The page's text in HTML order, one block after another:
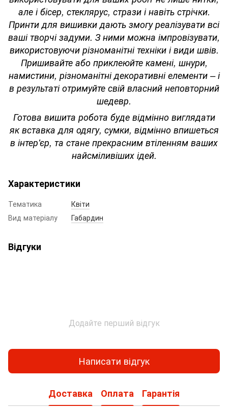
але і бісер, стеклярус, стрази і навіть стрічки.
Принти для вишивки дають змогу реалізувати всі
ваші творчі задуми. З ними можна імпровізувати,
використовуючи різноманітні техніки і види швів.
Пришивайте або приклеюйте камені, шнури,
намистини, різноманітні декоративні елементи – і
в результаті отримуйте свій власний неповторний
шедевр.
Готова вишита робота буде відмінно виглядати
як вставка для одягу, сумки, відмінно впишеться
в інтер'єр, та стане прекрасним втіленням ваших
найсміливіших ідей.
Характеристики
Тематика
Квіти
Вид матеріалу
Габардин
Відгуки
Додайте перший відгук
Написати відгук
Доставка Оплата Гарантія